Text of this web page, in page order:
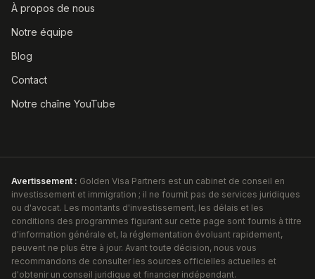
À propos de nous
Notre équipe
Blog
Contact
Notre chaîne YouTube
Avertissement : Golden Visa Partners est un cabinet de conseil en
investissement et immigration ; il ne fournit pas de services juridiques
ou d'avocat. Les montants d'investissement, les délais et les
conditions des programmes figurant sur cette page sont fournis à titre
d'information générale et, la réglementation évoluant rapidement,
peuvent ne plus être à jour. Avant toute décision, nous vous
recommandons de consulter les sources officielles actuelles et
d'obtenir un conseil juridique et financier indépendant.